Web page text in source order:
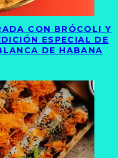
CON BRÓCOLI Y
ESPECIAL DE
DE HABANA